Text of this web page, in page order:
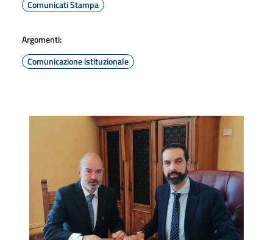
Comunicati Stampa
Argomenti:
Comunicazione istituzionale